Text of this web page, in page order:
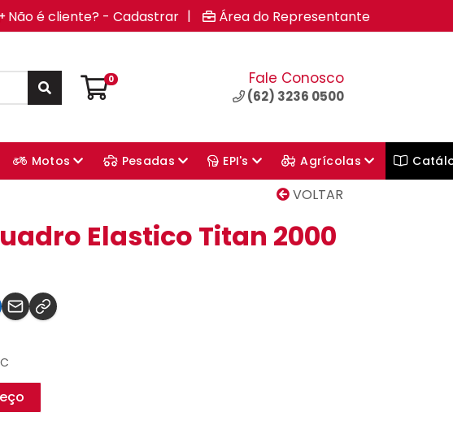
Não é cliente? - Cadastrar | Área do Representante
0 Fale Conosco
(62) 3236 0500
Motos Pesadas EPI's Agrícolas
VOLTAR
Elastico Titan 2000